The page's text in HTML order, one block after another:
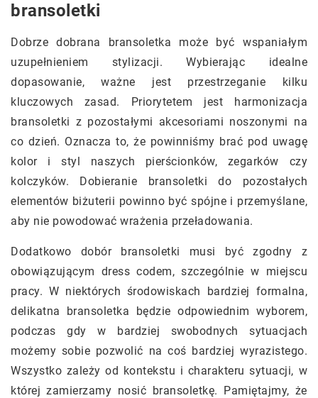
bransoletki
Dobrze dobrana bransoletka może być wspaniałym
uzupełnieniem stylizacji. Wybierając idealne
dopasowanie, ważne jest przestrzeganie kilku
kluczowych zasad. Priorytetem jest harmonizacja
bransoletki z pozostałymi akcesoriami noszonymi na
co dzień. Oznacza to, że powinniśmy brać pod uwagę
kolor i styl naszych pierścionków, zegarków czy
kolczyków. Dobieranie bransoletki do pozostałych
elementów biżuterii powinno być spójne i przemyślane,
aby nie powodować wrażenia przeładowania.
Dodatkowo dobór bransoletki musi być zgodny z
obowiązującym dress codem, szczególnie w miejscu
pracy. W niektórych środowiskach bardziej formalna,
delikatna bransoletka będzie odpowiednim wyborem,
podczas gdy w bardziej swobodnych sytuacjach
możemy sobie pozwolić na coś bardziej wyrazistego.
Wszystko zależy od kontekstu i charakteru sytuacji, w
której zamierzamy nosić bransoletkę. Pamiętajmy, że